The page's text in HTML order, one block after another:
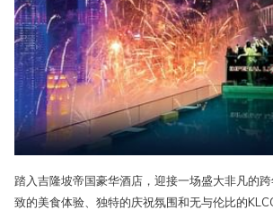
踏入吉隆坡帝国豪华酒店，迎接一场盛大非凡的
致的美食体验、独特的庆祝氛围和无与伦比的